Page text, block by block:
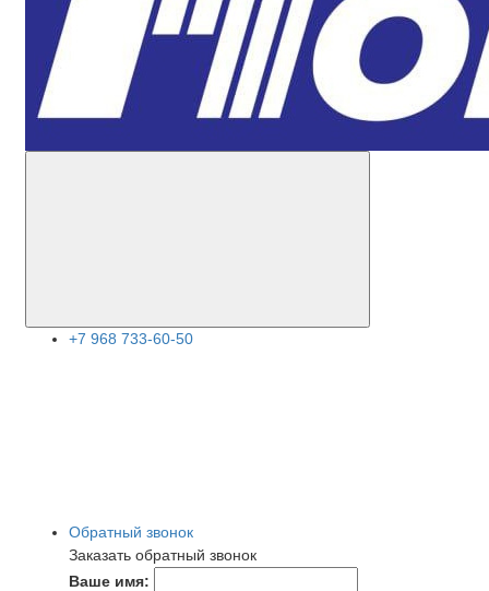
+7 968 733-60-50
Обратный звонок
Заказать обратный звонок
Ваше имя: